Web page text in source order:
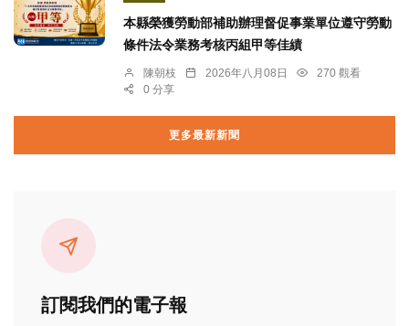
本縣榮獲勞動部補助辦理督促事業單位遵守勞動
條件法令業務考核丙組甲等佳績
陳朝枝 2026年八月08日
270 觀看
0 分享
更多最新新聞
訂閱我們的電子報